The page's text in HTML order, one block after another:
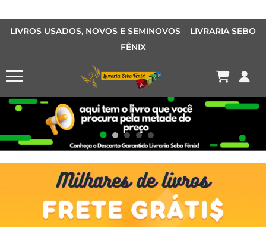
LIVROS USADOS, NOVOS E SEMINOVOS LIVRARIA SEBO
FÊNIX
Conheça o Desconto Garantido de livros Sebo Fênix!
OFERTA HISTORIAS EM QUADRINHOS
OFERTA MANGÁS
MANGÁS BARATOS